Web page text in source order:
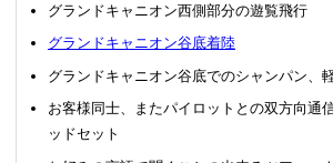
グランドキャニオン西側部分の遊覧飛行
グランドキャニオン谷底着陸
グランドキャニオン谷底でのシャンパン、
お客様同士、またパイロットとの双方向通
ッドセット